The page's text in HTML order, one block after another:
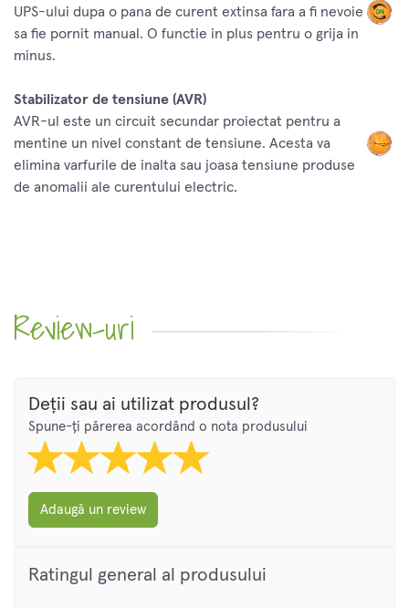
UPS-ului dupa o pana de curent extinsa fara a fi nevoie
sa fie pornit manual. O functie in plus pentru o grija in
minus.
Stabilizator de tensiune (AVR)
AVR-ul este un circuit secundar proiectat pentru a
mentine un nivel constant de tensiune. Acesta va
elimina varfurile de inalta sau joasa tensiune produse
de anomalii ale curentului electric.
Review-uri
Deții sau ai utilizat produsul?
Spune-ți părerea acordând o nota produsului
Adaugă un review
Ratingul general al produsului